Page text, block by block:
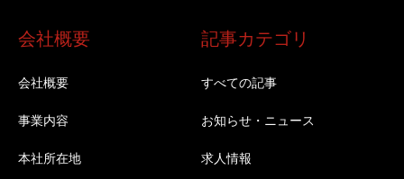
会社概要
会社概要
事業内容
本社所在地
記事カテゴリ
すべての記事
お知らせ・ニュース
求人情報